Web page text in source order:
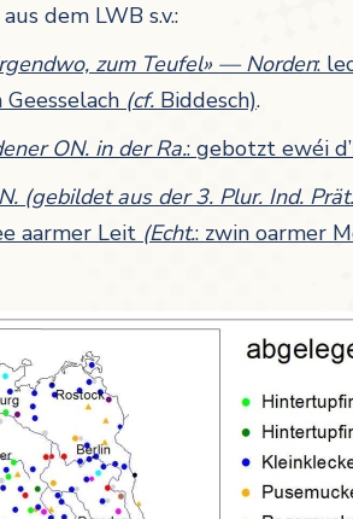
dem LWB s.v.:
zum Teufel» — Norden:
Geesselach (cf. Biddesch).
ON. in der Ra.: gebotzt ewéi
(gebildet aus der 3. Plur. Ind.
aarmer Leit (Echt.: zwin oarmer